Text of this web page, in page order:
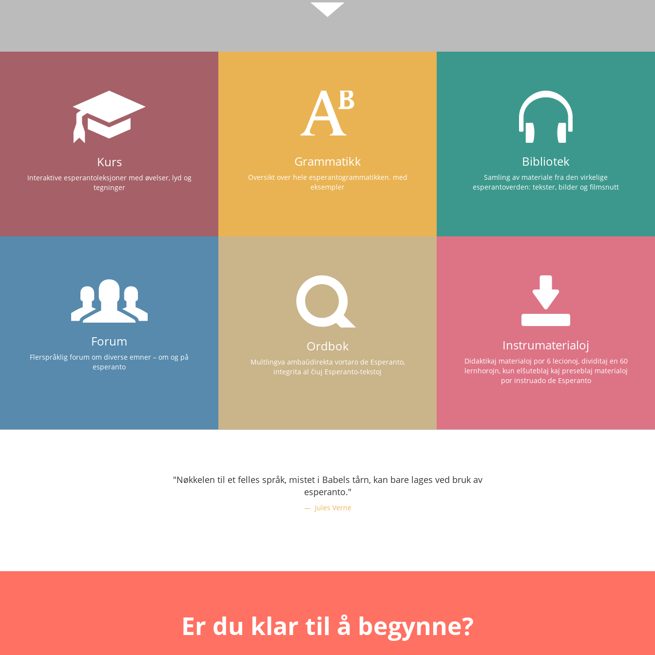
Kurs
Interaktive esperantoleksjoner med øvelser, lyd og
tegninger
Grammatikk
Oversikt over hele esperantogrammatikken. med
eksempler
Bibliotek
Samling av materiale fra den virkelige
esperantoverden: tekster, bilder og filmsnutt
Forum
Flerspråklig forum om diverse emner – om og på
esperanto
Ordbok
Multlingva ambaŭdirekta vortaro de Esperanto,
integrita al ĉiuj Esperanto-tekstoj
Instrumaterialoj
Didaktikaj materialoj por 6 lecionoj, dividitaj en 60
lernhorojn, kun elŝuteblaj kaj preseblaj materialoj
por instruado de Esperanto
"Nøkkelen til et felles språk, mistet i Babels tårn, kan bare lages ved bruk av
esperanto."
Jules Verne
Er du klar til å begynne?